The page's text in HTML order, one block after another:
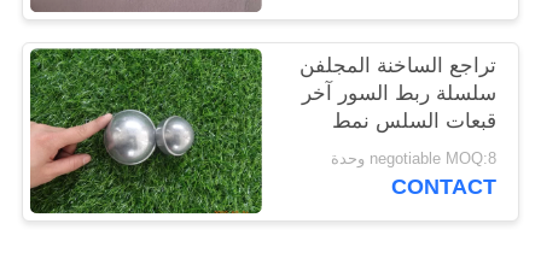
تراجع الساخنة المجلفن
سلسلة ربط السور آخر
قبعات السلس نمط
تقريب عينة مجانية
negotiable MOQ:8 وحدة
CONTACT